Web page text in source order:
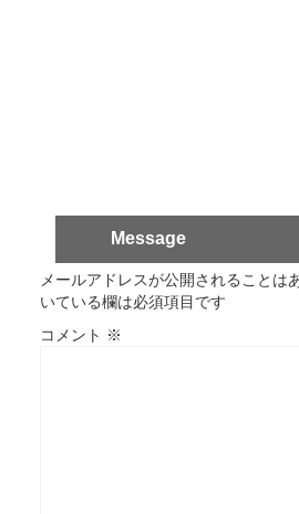
Message
メールアドレスが公開されることは
いている欄は必須項目です
コメント ※